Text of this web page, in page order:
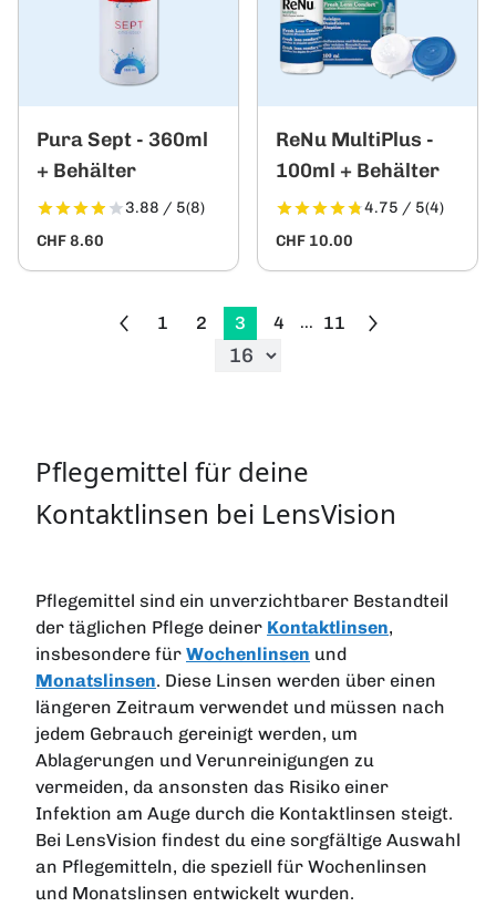
Pura Sept - 360ml
+ Behälter
3.88 / 5(8)
CHF 8.60
ReNu MultiPlus -
100ml + Behälter
4.75 / 5(4)
CHF 10.00
1 2 3 4 ... 11
Pflegemittel für deine
Kontaktlinsen bei LensVision
Pflegemittel sind ein unverzichtbarer Bestandteil
der täglichen Pflege deiner Kontaktlinsen,
insbesondere für Wochenlinsen und
Monatslinsen. Diese Linsen werden über einen
längeren Zeitraum verwendet und müssen nach
jedem Gebrauch gereinigt werden, um
Ablagerungen und Verunreinigungen zu
vermeiden, da ansonsten das Risiko einer
Infektion am Auge durch die Kontaktlinsen steigt.
Bei LensVision findest du eine sorgfältige Auswahl
an Pflegemitteln, die speziell für Wochenlinsen
und Monatslinsen entwickelt wurden.